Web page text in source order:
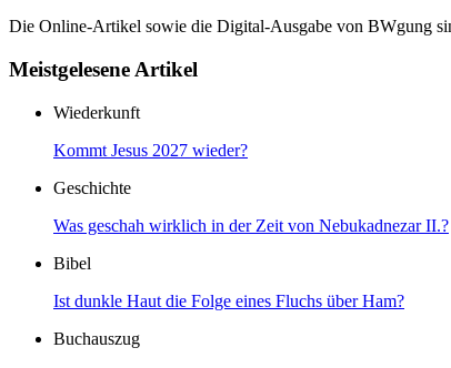
Die Online-Artikel sowie die Digital-Ausgabe von BWgung
Meistgelesene Artikel
Wiederkunft
Kommt Jesus 2027 wieder?
Geschichte
Was geschah wirklich in der Zeit von Nebukadnezar II.?
Bibel
Ist dunkle Haut die Folge eines Fluchs über Ham?
Buchauszug